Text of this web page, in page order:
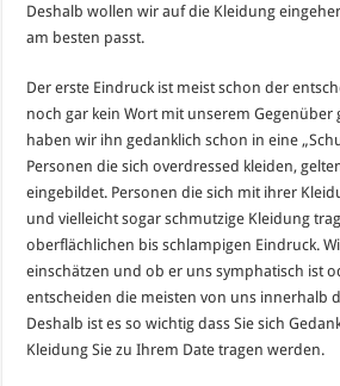
Deshalb wollen wir auf die Kleidung
am besten passt.
Der erste Eindruck ist meist schon der
noch gar kein Wort mit unserem Gegenüber
haben wir ihn gedanklich schon in eine
Personen die sich overdressed kleiden,
eingebildet. Personen die sich mit ihrer
und vielleicht sogar schmutzige Kleidung
oberflächlichen bis schlampigen Eindruck.
einschätzen und ob er uns symphatisch ist
entscheiden die meisten von uns innerhalb
Deshalb ist es so wichtig dass Sie sich
Kleidung Sie zu Ihrem Date tragen werden.